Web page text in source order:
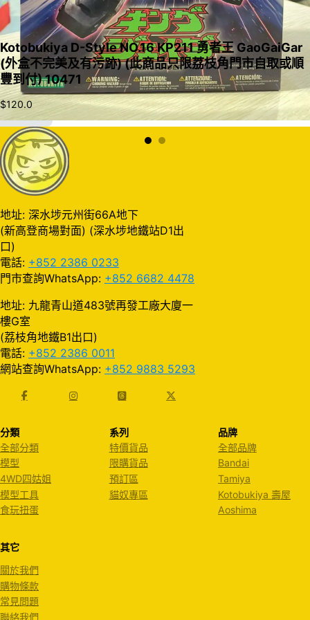
入購物車
Kotobukiya D-Style NO.16 KP211 勇者王 GaoGaiGar
(外盒不完美及有污跡) (此商品只限荔枝角門市自取或順
豐到付) 10471
$120.0
地址: 深水埗元州街66A地下
(新高登商場對面) (深水埗地鐵站D1出
口)
電話: +852 2386 0233
門市查詢WhatsApp: +852 6682 4478
地址: 九龍青山道483號再發工廠大廈一
樓G室
(荔枝角地鐵B1出口)
電話: +852 2386 0011
網站查詢WhatsApp: +852 9883 5293
分類
全部分類
模型
4WD四姑姐
模型工具
食玩扭蛋
系列
特價貨品
限購貨品
預訂區
貓奴專區
品牌
全部品牌
Bandai
Tamiya
Kotobukiya 壽屋
Aoshima
其它
關於我們
購物條款
常見問題
聯絡我們